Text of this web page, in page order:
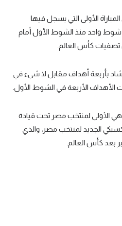
الأولى التي يسجل فيها
واحد منذ الشوط الأول أمام
تصفيات كأس العالم.
بأربعة أهداف مقابل لا شيء في
هي الأولى لمنتخب مصر تحت قيادة
الجديد لمنتخب مصر، والذي
بعد كأس العالم.